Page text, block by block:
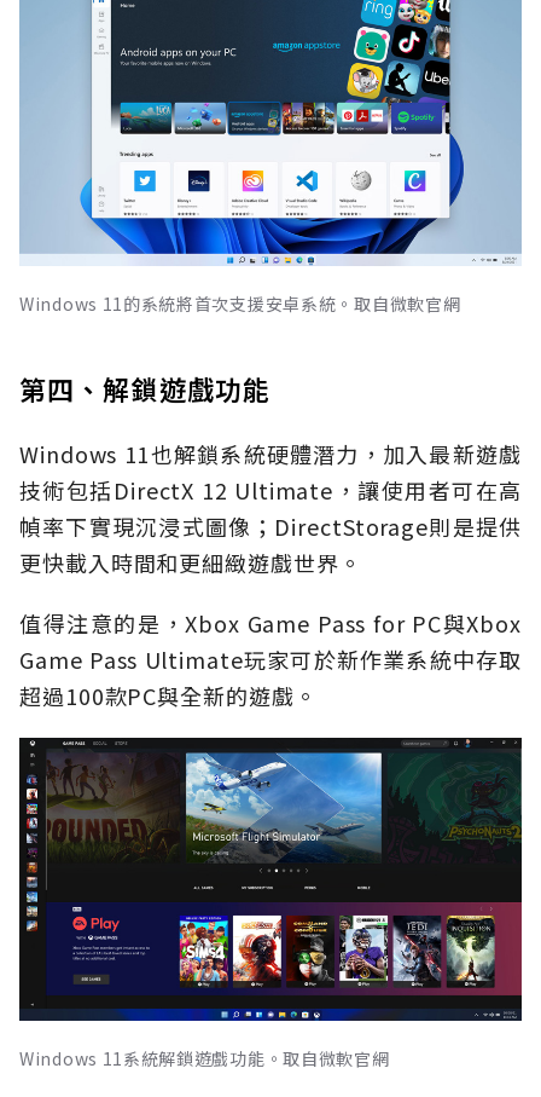
Windows 11的系統將首次支援安卓系統。取自微軟官網
第四、解鎖遊戲功能
Windows 11也解鎖系統硬體潛力，加入最新遊戲
技術包括DirectX 12 Ultimate，讓使用者可在高
幀率下實現沉浸式圖像；DirectStorage則是提供
更快載入時間和更細緻遊戲世界。
值得注意的是，Xbox Game Pass for PC與Xbox
Game Pass Ultimate玩家可於新作業系統中存取
超過100款PC與全新的遊戲。
Windows 11系統解鎖遊戲功能。取自微軟官網